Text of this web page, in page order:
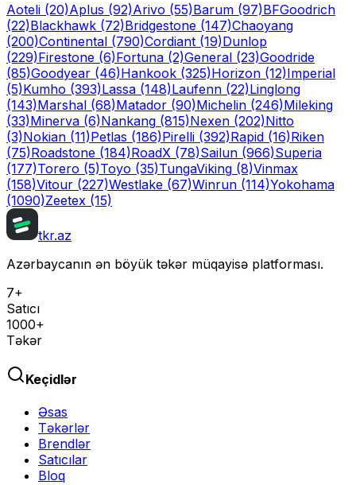
Aoteli (20)Aplus (92)Arivo (55)Barum (97)BFGoodrich
(22)Blackhawk (72)Bridgestone (147)Chaoyang
(200)Continental (790)Cordiant (19)Dunlop
(229)Firestone (6)Fortuna (2)General (23)Goodride
(85)Goodyear (46)Hankook (325)Horizon (12)Imperial
(5)Kumho (393)Lassa (148)Laufenn (22)Linglong
(143)Marshal (68)Matador (90)Michelin (246)Mileking
(33)Minerva (6)Nankang (815)Nexen (202)Nitto
(3)Nokian (11)Petlas (186)Pirelli (392)Rapid (16)Riken
(75)Roadstone (184)RoadX (78)Sailun (966)Superia
(177)Torero (5)Toyo (35)TungaViking (8)Vinmax
(158)Vitour (227)Westlake (67)Winrun (114)Yokohama
(1090)Zeetex (15)
tkr.az
Azərbaycanın ən böyük təkər müqayisə platforması.
7+
Satıcı
1000+
Təkər
Keçidlər
Əsas
Təkərlər
Brendlər
Satıcılar
Bloq